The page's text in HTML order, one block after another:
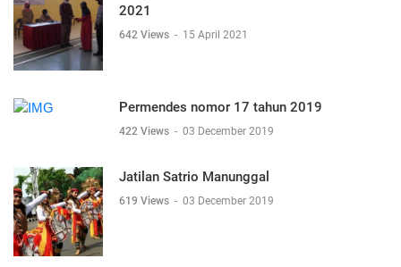
2021
642 Views - 15 April 2021
Permendes nomor 17 tahun 2019
422 Views - 03 December 2019
Jatilan Satrio Manunggal
619 Views - 03 December 2019